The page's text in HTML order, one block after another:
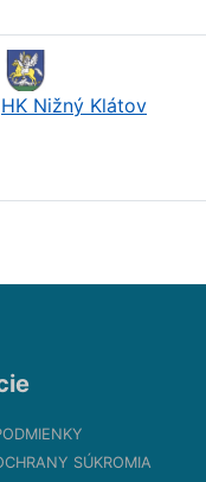
HK Nižný Klátov
SÚKROMIA